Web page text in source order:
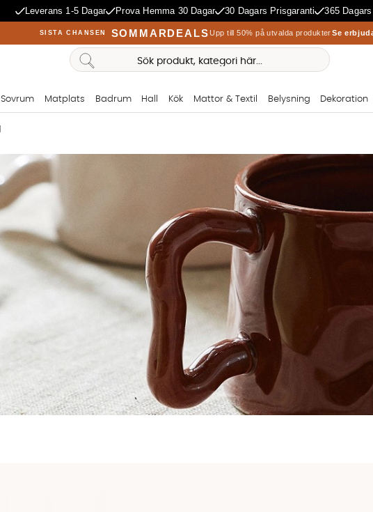
Leverans 1-5 Dagar Prova Hemma 30 Dagar 30 Dagars Prisgaranti 365
SISTA CHANSEN SOMMARDEALSUpp till 50% på utvalda produkterSe
Sovrum Matplats Badrum Hall Kök Mattor & Textil Belysning Dekoration